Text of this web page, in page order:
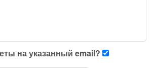
на указанный email?